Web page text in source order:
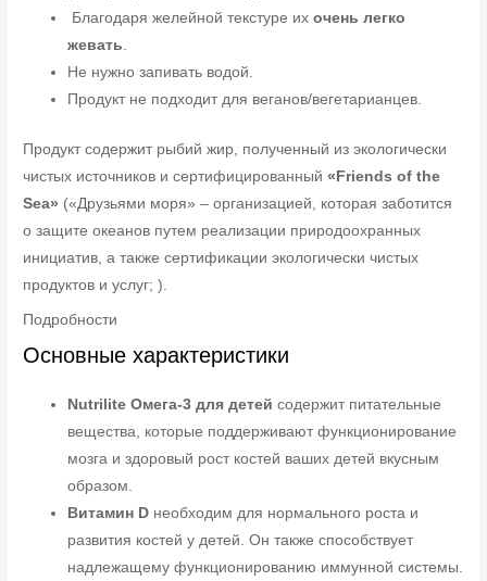
Благодаря желейной текстуре ихочень легко
жевать.
Не нужно запивать водой.
Продукт не подходит для веганов/вегетарианцев.
Продукт содержит рыбий жир, полученный из экологически
чистых источников и сертифицированный«Friends of the
Sea» («Друзьями моря» – организацией, которая заботится
о защите океанов путем реализации природоохранных
инициатив, а также сертификации экологически чистых
продуктов и услуг; ).
Подробности
Основные характеристики
Nutrilite Омега-3 для детейсодержит питательные
вещества, которые поддерживают функционирование
мозга и здоровый рост костей ваших детей вкусным
образом.
Витамин D необходим для нормального роста и
развития костей у детей. Он также способствует
надлежащему функционированию иммунной системы.